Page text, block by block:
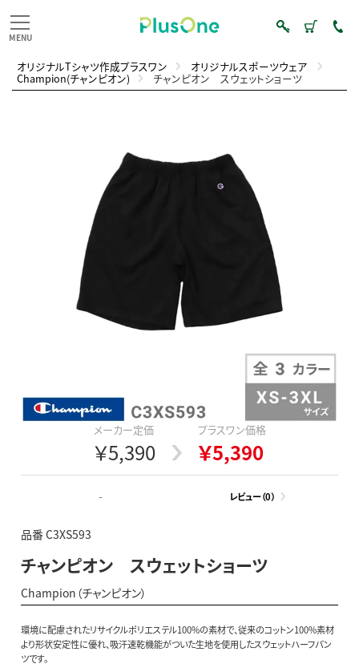
オリジナルTシャツ作成プラスワン オリジナルスポーツウェア
Champion(チャンピオン) チャンピオン スウェットショーツ
メーカー定価
￥5,390
プラスワン価格
￥5,390
- レビュー（0）
品番 C3XS593
チャンピオン スウェットショーツ
Champion（チャンピオン）
環境に配慮されたリサイクルポリエステル100%の素材で、従来のコットン100%素材
より形状安定性に優れ、吸汗速乾機能がついた生地を使用したスウェットハーフパン
ツです。